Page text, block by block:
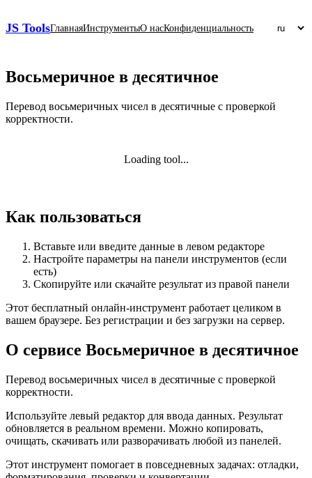
JS ToolsГлавнаяИнструментыО насКонфиденциальность
Восьмеричное в десятичное
Перевод восьмеричных чисел в десятичные с проверкой
корректности.
Loading tool...
Как пользоваться
Вставьте или введите данные в левом редакторе
Настройте параметры на панели инструментов (если
есть)
Скопируйте или скачайте результат из правой панели
Этот бесплатный онлайн‑инструмент работает целиком в
вашем браузере. Без регистрации и без загрузки на сервер.
О сервисе Восьмеричное в десятичное
Перевод восьмеричных чисел в десятичные с проверкой
корректности.
Используйте левый редактор для ввода данных. Результат
обновляется в реальном времени. Можно копировать,
очищать, скачивать или разворачивать любой из панелей.
Этот инструмент помогает в повседневных задачах: отладки,